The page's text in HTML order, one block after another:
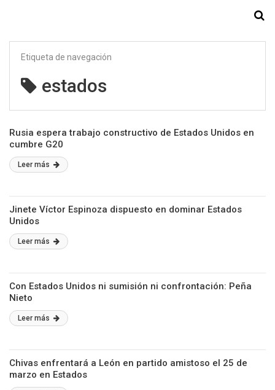
Etiqueta de navegación
estados
Rusia espera trabajo constructivo de Estados Unidos en
cumbre G20
Leer más
Jinete Víctor Espinoza dispuesto en dominar Estados
Unidos
Leer más
Con Estados Unidos ni sumisión ni confrontación: Peña
Nieto
Leer más
Chivas enfrentará a León en partido amistoso el 25 de
marzo en Estados